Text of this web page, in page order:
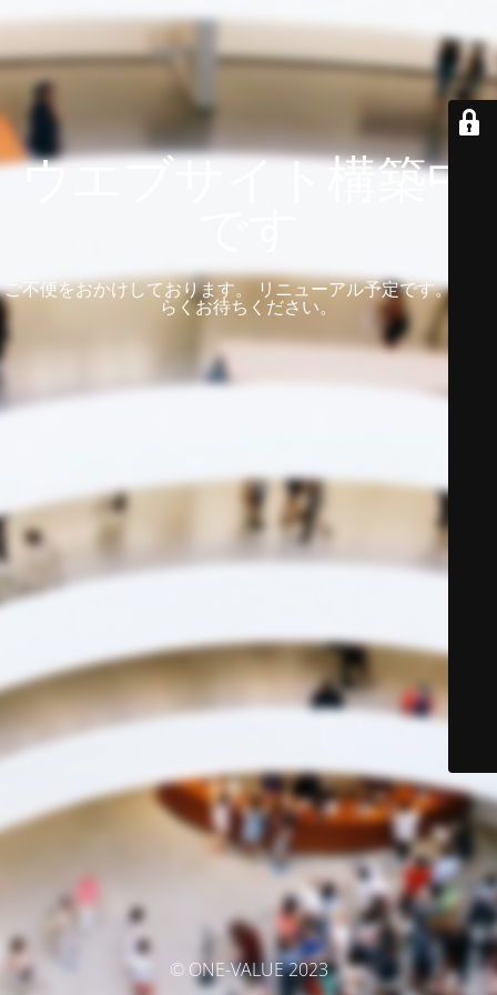
ウエブサイト構築中
ご不便をおかけしております。 リニューアル予定です。 しば
らくお待ちください。
© ONE-VALUE 2023